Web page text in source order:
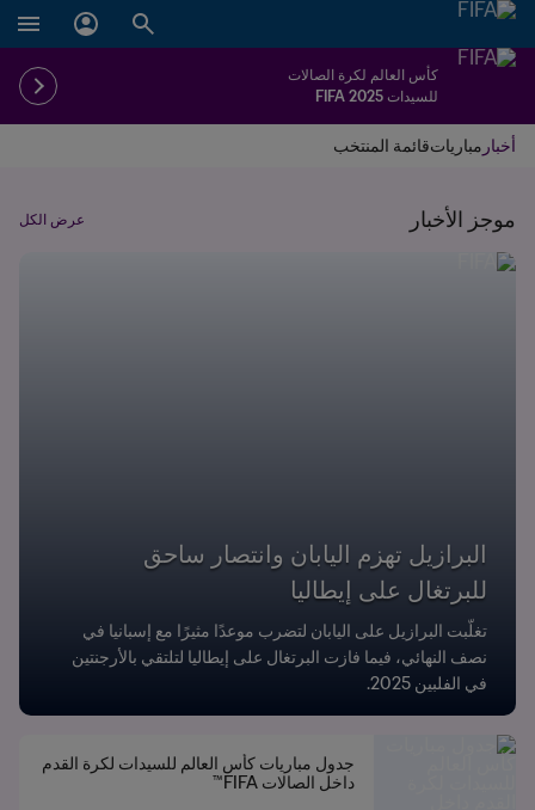
كأس العالم لكرة الصالات
للسيدات FIFA 2025
أخبار مبارياتقائمة المنتخب
موجز الأخبار عرض الكل
البرازيل تهزم اليابان وانتصار ساحق
للبرتغال على إيطاليا
تغلّبت البرازيل على اليابان لتضرب موعدًا مثيرًا مع إسبانيا في
نصف النهائي، فيما فازت البرتغال على إيطاليا لتلتقي بالأرجنتين
في الفلبين 2025.
جدول مباريات كأس العالم للسيدات لكرة القدم
داخل الصالات FIFA™